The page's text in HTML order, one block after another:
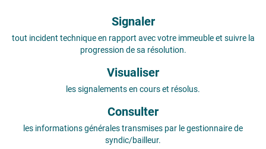
Signaler
tout incident technique en rapport avec votre immeuble et suivre la
progression de sa résolution.
Visualiser
les signalements en cours et résolus.
Consulter
les informations générales transmises par le gestionnaire de
syndic/bailleur.